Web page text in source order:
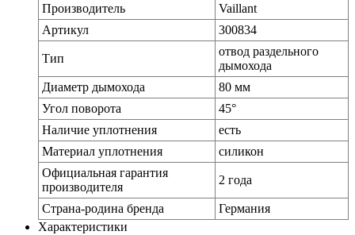
Производитель
Vaillant
Артикул
300834
Тип
отвод раздельного
дымохода
Диаметр дымохода
80 мм
Угол поворота
45°
Наличие уплотнения
есть
Материал уплотнения
силикон
Официальная гарантия
производителя
2 года
Страна-родина бренда
Германия
Характеристики